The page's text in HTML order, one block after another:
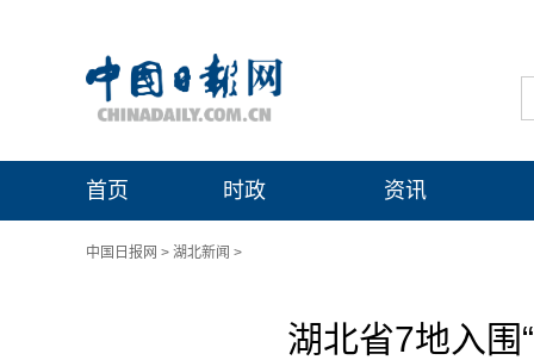
首页 时政 资讯
中国日报网 > 湖北新闻 >
湖北省7地入围